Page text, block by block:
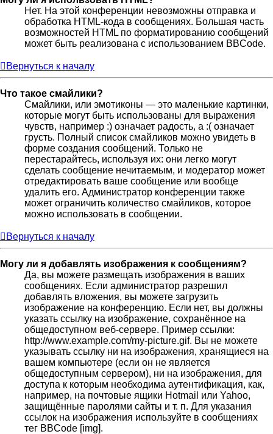
Нет. На этой конференции невозможны отправка и
обработка HTML-кода в сообщениях. Большая часть
возможностей HTML по форматированию сообщений
может быть реализована с использованием BBCode.
Вернуться к началу
Что такое смайлики?
Смайлики, или эмотиконы — это маленькие картинки,
которые могут быть использованы для выражения
чувств, например :) означает радость, а :( означает
грусть. Полный список смайликов можно увидеть в
форме создания сообщений. Только не
перестарайтесь, используя их: они легко могут
сделать сообщение нечитаемым, и модератор может
отредактировать ваше сообщение или вообще
удалить его. Администратор конференции также
может ограничить количество смайликов, которое
можно использовать в сообщении.
Вернуться к началу
Могу ли я добавлять изображения к сообщениям?
Да, вы можете размещать изображения в ваших
сообщениях. Если администратор разрешил
добавлять вложения, вы можете загрузить
изображение на конференцию. Если нет, вы должны
указать ссылку на изображение, сохранённое на
общедоступном веб-сервере. Пример ссылки:
http://www.example.com/my-picture.gif. Вы не можете
указывать ссылку ни на изображения, хранящиеся на
вашем компьютере (если он не является
общедоступным сервером), ни на изображения, для
доступа к которым необходима аутентификация, как,
например, на почтовые ящики Hotmail или Yahoo,
защищённые паролями сайты и т. п. Для указания
ссылок на изображения используйте в сообщениях
тег BBCode [img].